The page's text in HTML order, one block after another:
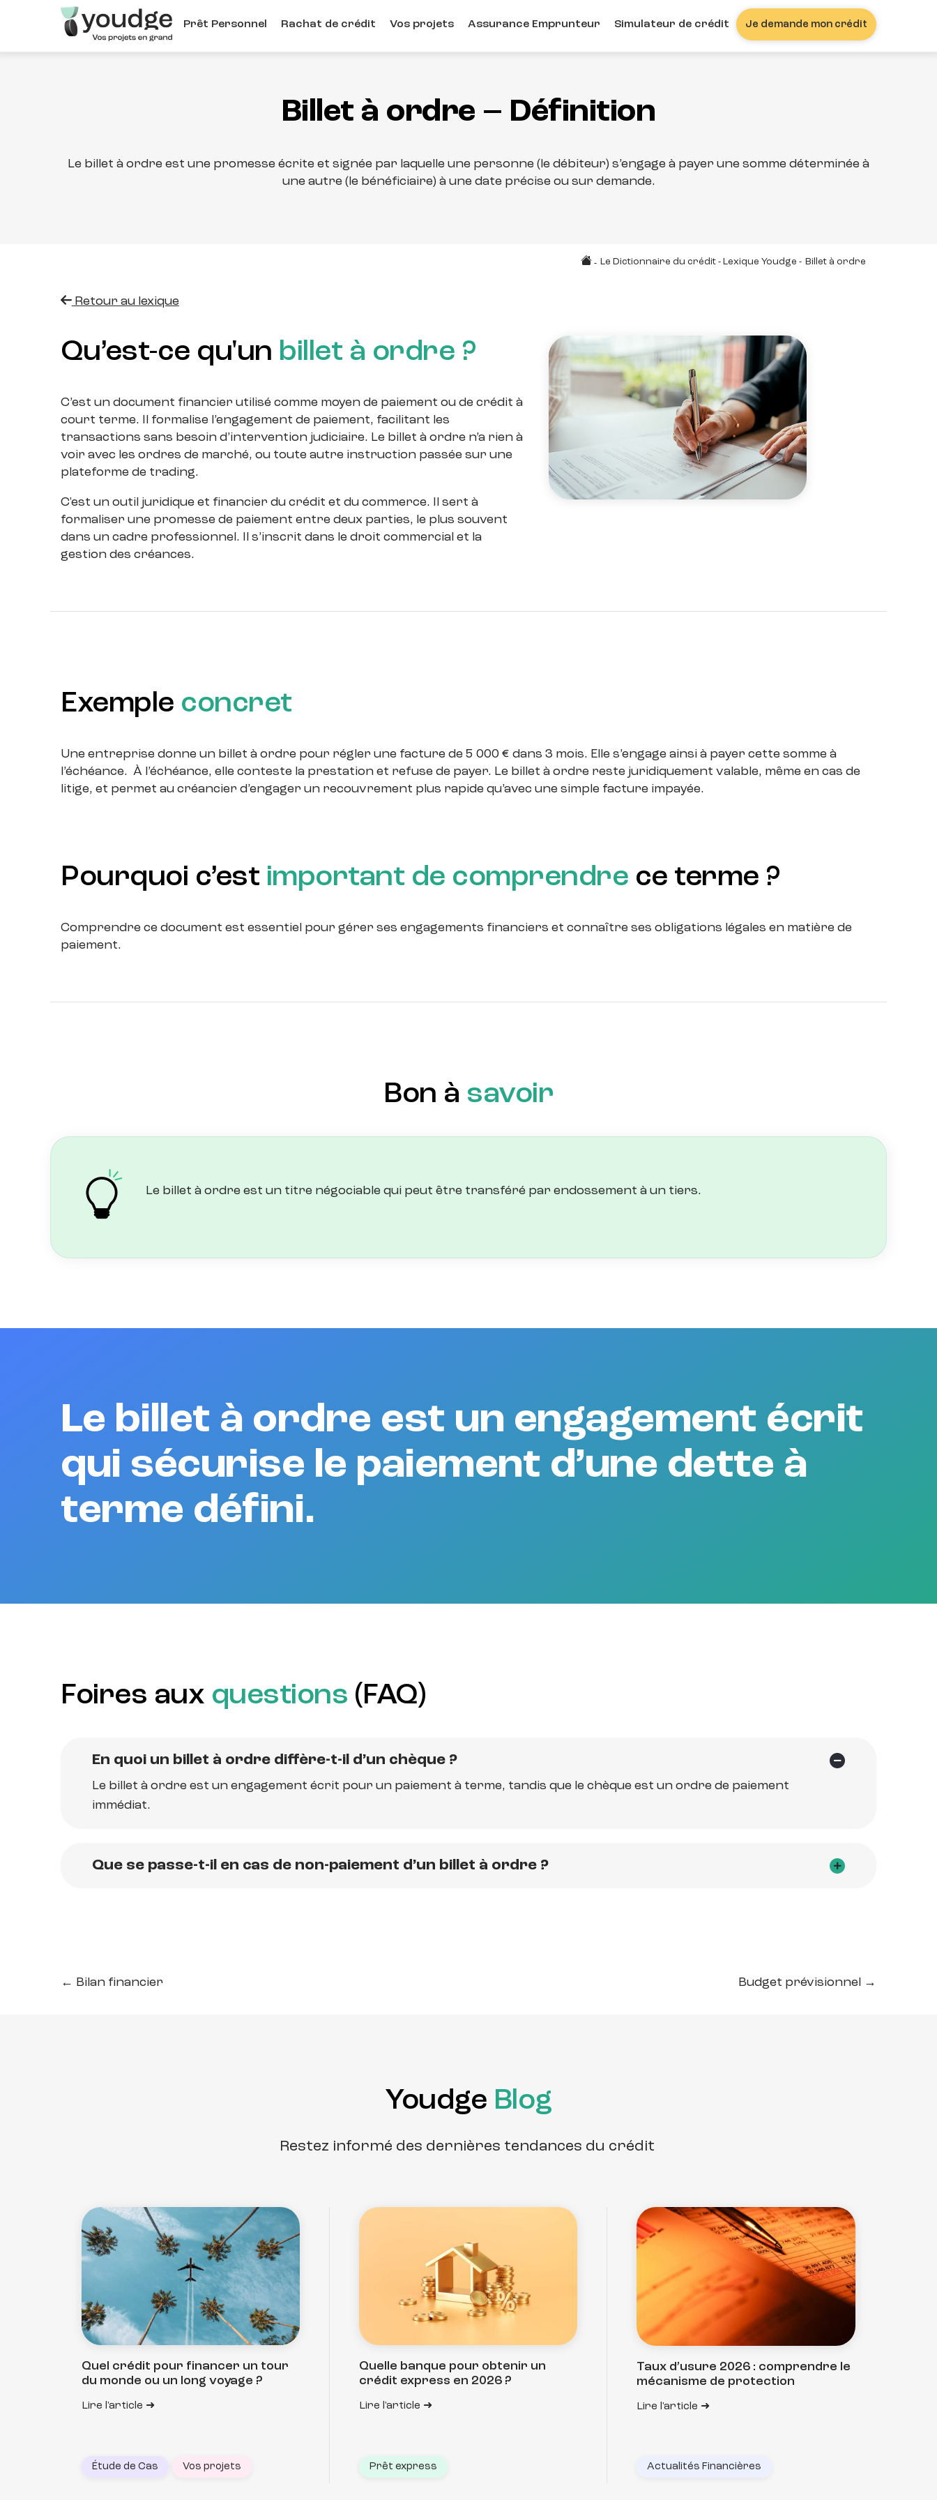
contenu
Prêt Personnel Rachat de crédit Vos projets Assurance Emprunteur Simulateur de crédit Je demande mon crédit
Billet à ordre – Définition
Le billet à ordre est une promesse écrite et signée par laquelle une personne (le débiteur) s’engage à payer une somme déterminée à
une autre (le bénéficiaire) à une date précise ou sur demande.
- Le Dictionnaire du crédit - Lexique Youdge - Billet à ordre
Retour au lexique
Qu’est-ce qu'un billet à ordre ?
C’est un document financier utilisé comme moyen de paiement ou de crédit à
court terme. Il formalise l’engagement de paiement, facilitant les
transactions sans besoin d’intervention judiciaire. Le billet à ordre n’a rien à
voir avec les ordres de marché, ou toute autre instruction passée sur une
plateforme de trading.
C'est un outil juridique et financier du crédit et du commerce. Il sert à
formaliser une promesse de paiement entre deux parties, le plus souvent
dans un cadre professionnel. Il s’inscrit dans le droit commercial et la
gestion des créances.
Exemple concret
Une entreprise donne un billet à ordre pour régler une facture de 5 000 € dans 3 mois. Elle s’engage ainsi à payer cette somme à
l’échéance. À l’échéance, elle conteste la prestation et refuse de payer. Le billet à ordre reste juridiquement valable, même en cas de
litige, et permet au créancier d’engager un recouvrement plus rapide qu’avec une simple facture impayée.
Pourquoi c’est important de comprendre ce terme ?
Comprendre ce document est essentiel pour gérer ses engagements financiers et connaître ses obligations légales en matière de
paiement.
Bon à savoir
Le billet à ordre est un titre négociable qui peut être transféré par endossement à un tiers.
Le billet à ordre est un engagement écrit
qui sécurise le paiement d’une dette à
terme défini.
Foires aux questions (FAQ)
En quoi un billet à ordre diffère-t-il d’un chèque ?
Le billet à ordre est un engagement écrit pour un paiement à terme, tandis que le chèque est un ordre de paiement
immédiat.
Que se passe-t-il en cas de non-paiement d’un billet à ordre ?
← Bilan financier Budget prévisionnel →
Youdge Blog
Restez informé des dernières tendances du crédit
Quel crédit pour financer un tour
du monde ou un long voyage ?
Lire l'article
Étude de Cas Vos projets
Quelle banque pour obtenir un
crédit express en 2026 ?
Lire l'article
Prêt express
Taux d’usure 2026 : comprendre le
mécanisme de protection
Lire l'article
Actualités Financières